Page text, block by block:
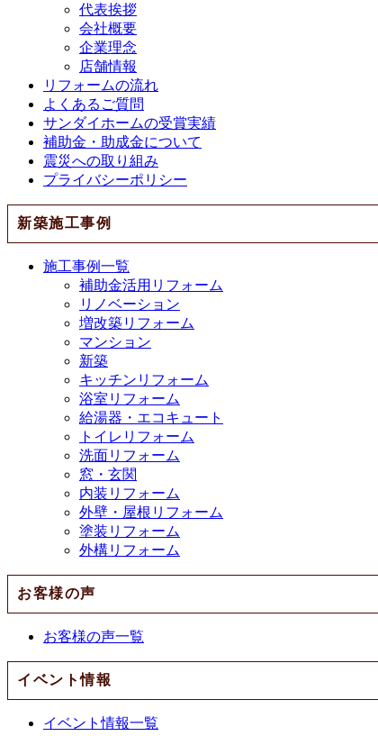
代表挨拶
会社概要
企業理念
店舗情報
リフォームの流れ
よくあるご質問
サンダイホームの受賞実績
補助金・助成金について
震災への取り組み
プライバシーポリシー
新築施工事例
施工事例一覧
補助金活用リフォーム
リノベーション
増改築リフォーム
マンション
新築
キッチンリフォーム
浴室リフォーム
給湯器・エコキュート
トイレリフォーム
洗面リフォーム
窓・玄関
内装リフォーム
外壁・屋根リフォーム
塗装リフォーム
外構リフォーム
お客様の声
お客様の声一覧
イベント情報
イベント情報一覧